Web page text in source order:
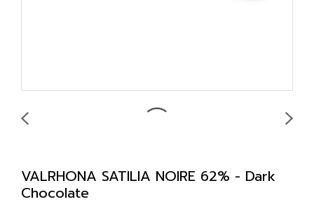
VALRHONA SATILIA NOIRE 62% - Dark
Chocolate